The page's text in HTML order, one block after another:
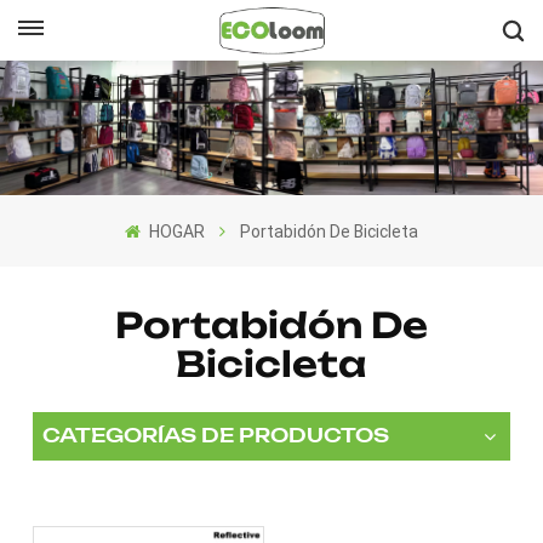
English
Français
HOGAR Portabidón De Bicicleta
Portabidón De
Bicicleta
CATEGORÍAS DE PRODUCTOS